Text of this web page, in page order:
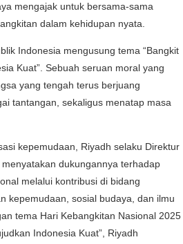
mengajak untuk bersama-sama
dalam kehidupan nyata.
Indonesia mengusung tema “Bangkit
Kuat”. Sebuah seruan moral yang
yang tengah terus berjuang
tantangan, sekaligus menatap masa
kepemudaan, Riyadh selaku Direktur
dukungannya terhadap
melalui kontribusi di bidang
kepemudaan, sosial budaya, dan ilmu
tema Hari Kebangkitan Nasional 2025
Indonesia Kuat”, Riyadh